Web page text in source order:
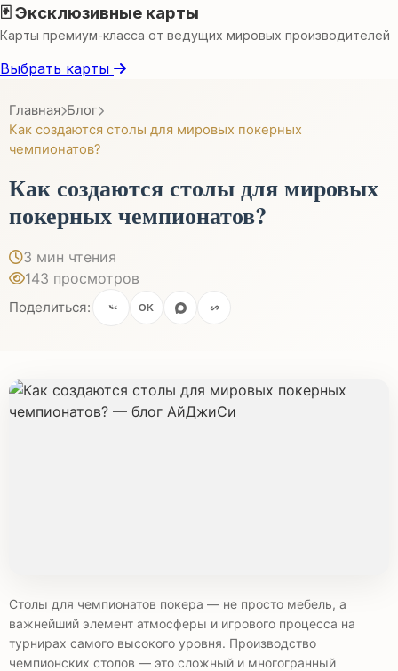
🃏 Эксклюзивные карты
Карты премиум-класса от ведущих мировых производителей
Выбрать карты
Главная Блог
Как создаются столы для мировых покерных
чемпионатов?
Как создаются столы для мировых
покерных чемпионатов?
3 мин чтения
143 просмотров
Поделиться: OK
Столы для чемпионатов покера — не просто мебель, а
важнейший элемент атмосферы и игрового процесса на
турнирах самого высокого уровня. Производство
чемпионских столов — это сложный и многогранный